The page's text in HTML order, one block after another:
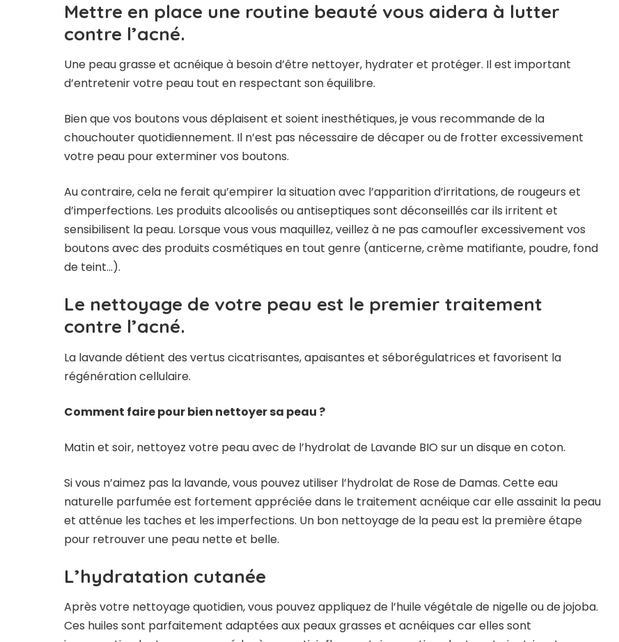
Mettre en place une routine beauté vous aidera à lutter
contre l’acné.
Une peau grasse et acnéique à besoin d’être nettoyer, hydrater et protéger. Il est important
d’entretenir votre peau tout en respectant son équilibre.
Bien que vos boutons vous déplaisent et soient inesthétiques, je vous recommande de la
chouchouter quotidiennement. Il n’est pas nécessaire de décaper ou de frotter excessivement
votre peau pour exterminer vos boutons.
Au contraire, cela ne ferait qu’empirer la situation avec l’apparition d’irritations, de rougeurs et
d’imperfections. Les produits alcoolisés ou antiseptiques sont déconseillés car ils irritent et
sensibilisent la peau. Lorsque vous vous maquillez, veillez à ne pas camoufler excessivement vos
boutons avec des produits cosmétiques en tout genre (anticerne, crème matifiante, poudre, fond
de teint…).
Le nettoyage de votre peau est le premier traitement
contre l’acné.
La lavande détient des vertus cicatrisantes, apaisantes et séborégulatrices et favorisent la
régénération cellulaire.
Comment faire pour bien nettoyer sa peau ?
Matin et soir, nettoyez votre peau avec de l’hydrolat de Lavande BIO sur un disque en coton.
Si vous n’aimez pas la lavande, vous pouvez utiliser l’hydrolat de Rose de Damas. Cette eau
naturelle parfumée est fortement appréciée dans le traitement acnéique car elle assainit la peau
et atténue les taches et les imperfections. Un bon nettoyage de la peau est la première étape
pour retrouver une peau nette et belle.
L’hydratation cutanée
Après votre nettoyage quotidien, vous pouvez appliquez de l’huile végétale de nigelle ou de jojoba.
Ces huiles sont parfaitement adaptées aux peaux grasses et acnéiques car elles sont